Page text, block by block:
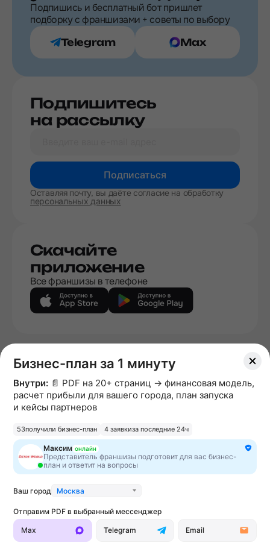
Подпишись и бесплатный бот пришлет
подборку с франшизами + советы по выбору
Telegram Max
Подпишитесь
на рассылку
Подписаться
Оставляя почту, вы даёте согласие на обработку
персональных данных
Скачайте
приложение
Все франшизы в телефоне
соглашение
|Политика DCMA|Политика отзывов
Политика ранжирования | Использование материалов
EN
Информация о франшизах, размещённых на сайте не
является офертой. Конечные условия уточняйте при
прямом общении с франчайзерами. Мы не несем
ответственность за полноту и достоверность
финансовой организации и на нем не оказываются
коммерческой концессии (франчайзинга) осуществляется
правообладателями/их представителями. Бизнесменс.ру
Бизнес-план за 1 минуту
Внутри: 📄 PDF на 20+ страниц → финансовая модель,
расчет прибыли для вашего города, план запуска
и кейсы партнеров
53получили бизнес-план 4 заявкиза последние 24ч
Максим онлайн
Представитель франшизы подготовит для вас бизнес-
план и ответит на вопросы
Ваш город Москва
Отправим PDF в выбранный мессенджер
Max Telegram Email